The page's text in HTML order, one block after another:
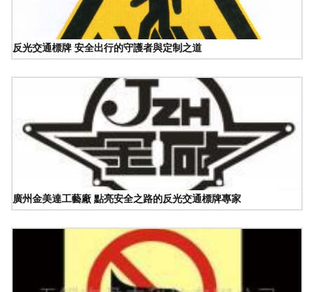
反光交通標牌 安全出行的守護者與定制之道
廣州金美達工藝廠 點亮安全之路的反光交通標牌專家